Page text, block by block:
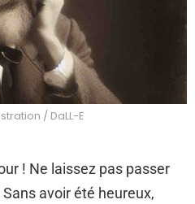
/ DaLL-E
! Ne laissez pas passer
avoir été heureux,